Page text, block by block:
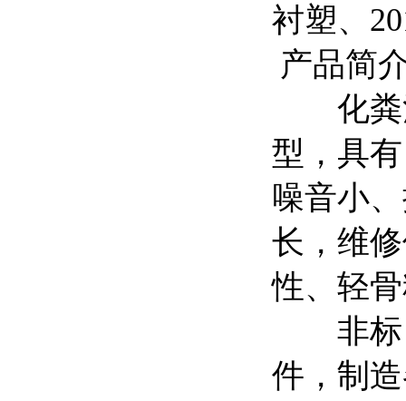
衬塑、
产品简
化粪池
型，具
噪音小
长，维
性、轻
非标，
件，制